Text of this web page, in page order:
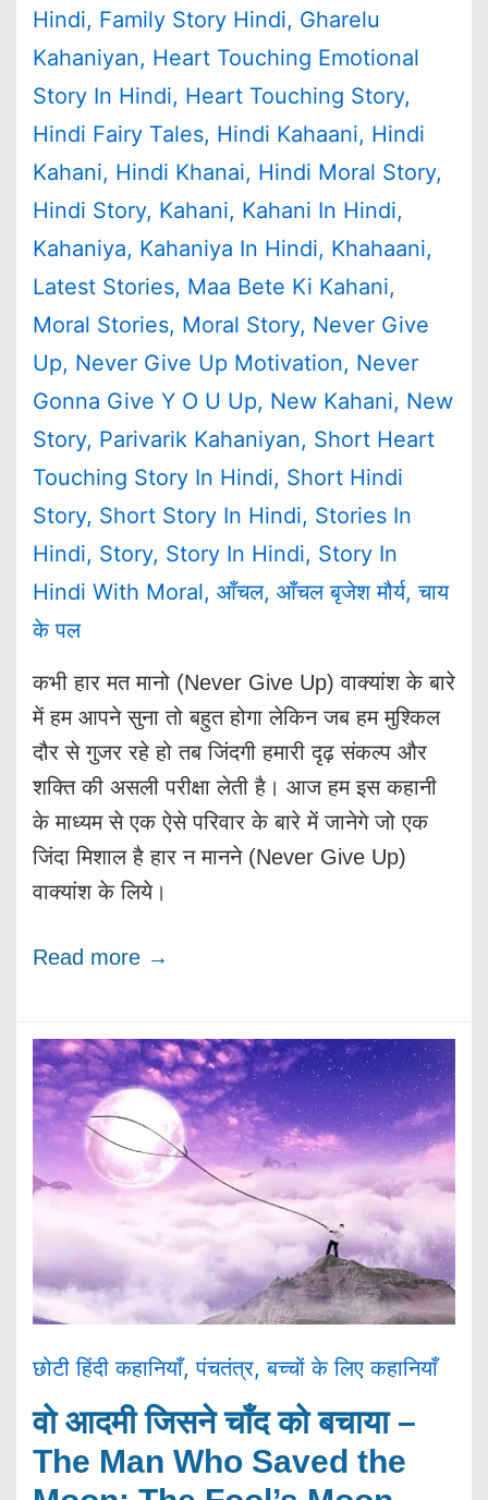
Hindi, Family Story Hindi, Gharelu
Kahaniyan, Heart Touching Emotional
Story In Hindi, Heart Touching Story,
Hindi Fairy Tales, Hindi Kahaani, Hindi
Kahani, Hindi Khanai, Hindi Moral Story,
Hindi Story, Kahani, Kahani In Hindi,
Kahaniya, Kahaniya In Hindi, Khahaani,
Latest Stories, Maa Bete Ki Kahani,
Moral Stories, Moral Story, Never Give
Up, Never Give Up Motivation, Never
Gonna Give Y O U Up, New Kahani, New
Story, Parivarik Kahaniyan, Short Heart
Touching Story In Hindi, Short Hindi
Story, Short Story In Hindi, Stories In
Hindi, Story, Story In Hindi, Story In
Hindi With Moral, आँचल, आँचल बृजेश मौर्य,चाय
के पल
कभी हार मत मानो (Never Give Up) वाक्यांश के बारे
में हम आपने सुना तो बहुत होगा लेकिन जब हम मुश्किल
दौर से गुजर रहे हो तब जिंदगी हमारी दृढ़ संकल्प और
शक्ति की असली परीक्षा लेती है। आज हम इस कहानी
के माध्यम से एक ऐसे परिवार के बारे में जानेगे जो एक
जिंदा मिशाल है हार न मानने (Never Give Up)
वाक्यांश के लिये।
Read more →
छोटी हिंदी कहानियाँ,पंचतंत्र,बच्चों के लिए कहानियाँ
वो आदमी जिसने चाँद को बचाया –
The Man Who Saved the